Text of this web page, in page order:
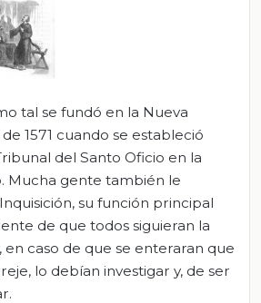
tal se fundó en la Nueva
1571 cuando se estableció
del Santo Oficio en la
Mucha gente también le
su función principal
de que todos siguieran la
en caso de que se enteraran que
lo debían investigar y, de ser